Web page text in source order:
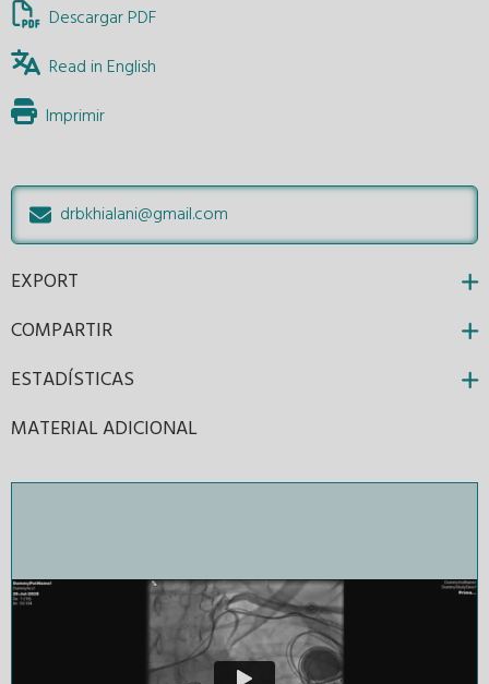
Descargar PDF
Read in English
Imprimir
drbkhialani@gmail.com
EXPORT
COMPARTIR
ESTADÍSTICAS
MATERIAL ADICIONAL